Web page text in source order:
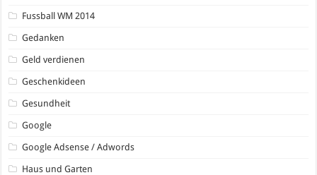
Fussball WM 2014
Gedanken
Geld verdienen
Geschenkideen
Gesundheit
Google
Google Adsense / Adwords
Haus und Garten